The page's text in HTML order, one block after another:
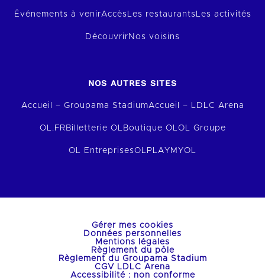
Événements à venirAccès Les restaurants Les activités
Découvrir Nos voisins
NOS AUTRES SITES
Accueil – Groupama StadiumAccueil – LDLC Arena
OL.FR Billetterie OL Boutique OL OL Groupe
OL EntreprisesOLPLAY MYOL
Gérer mes cookies
Données personnelles
Mentions légales
Règlement du pôle
Règlement du Groupama Stadium
CGV LDLC Arena
Accessibilité : non conforme